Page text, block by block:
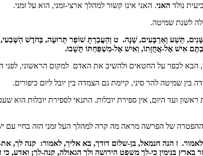
נולד האני. האני אינו קשור למהלך ארצי-זמני, הוא על זמני.
לשנת שמיטה.
תֵּשַׁע וְאַרְבָּעִים, שָׁנָה. ט וְהַעֲבַרְתָּ שׁוֹפַר תְּרוּעָה, בַּחֹדֶשׁ
אִישׁ אֶל-אֲחֻזָּתוֹ, וְאִישׁ אֶל-מִשְׁפַּחְתּוֹ תָּשֻׁבוּ.
הבא לכפר על החטאים ולהשיב את האדם למקום הראשוני, לפני
שמיטה להר סיני, קיימת גם הצמדה בין יובל ליום כיפורים.
ראשון ועד היום, אין ספירת יובלות. התנאי לספירת יובלות
של הפרשה מראה מה קרה למהלך העל זמני הזה בחיי עם
. ז הנה חנמאל, בן-שלום דודך, בא אליך, לאמור: קנה לך,
בנימין כי-לך משפט הירושה ולך הגאולה, קנה-לך; ואדע, כי